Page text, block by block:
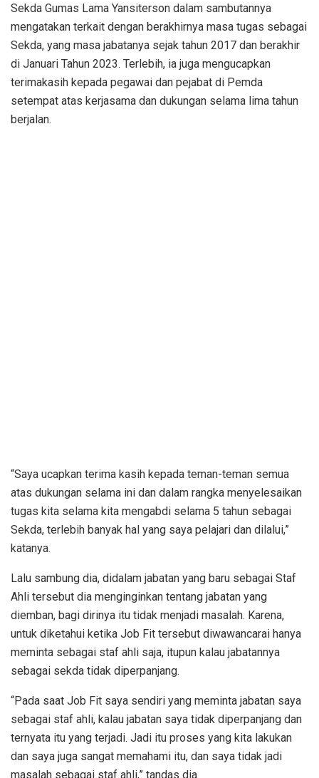
Sekda Gumas Lama Yansiterson dalam sambutannya
mengatakan terkait dengan berakhirnya masa tugas sebagai
Sekda, yang masa jabatanya sejak tahun 2017 dan berakhir
di Januari Tahun 2023. Terlebih, ia juga mengucapkan
terimakasih kepada pegawai dan pejabat di Pemda
setempat atas kerjasama dan dukungan selama lima tahun
berjalan.
“Saya ucapkan terima kasih kepada teman-teman semua
atas dukungan selama ini dan dalam rangka menyelesaikan
tugas kita selama kita mengabdi selama 5 tahun sebagai
Sekda, terlebih banyak hal yang saya pelajari dan dilalui,”
katanya.
Lalu sambung dia, didalam jabatan yang baru sebagai Staf
Ahli tersebut dia menginginkan tentang jabatan yang
diemban, bagi dirinya itu tidak menjadi masalah. Karena,
untuk diketahui ketika Job Fit tersebut diwawancarai hanya
meminta sebagai staf ahli saja, itupun kalau jabatannya
sebagai sekda tidak diperpanjang.
“Pada saat Job Fit saya sendiri yang meminta jabatan saya
sebagai staf ahli, kalau jabatan saya tidak diperpanjang dan
ternyata itu yang terjadi. Jadi itu proses yang kita lakukan
dan saya juga sangat memahami itu, dan saya tidak jadi
masalah sebagai staf ahli,” tandas dia.